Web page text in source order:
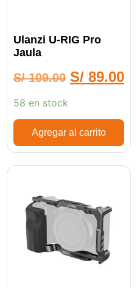
Ulanzi U-RIG Pro
Jaula
S/109.00 S/ 89.00
58 en stock
Agregar al carrito